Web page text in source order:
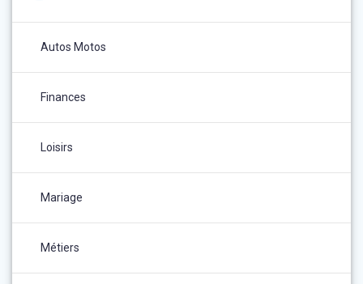
Autos Motos
Finances
Loisirs
Mariage
Métiers